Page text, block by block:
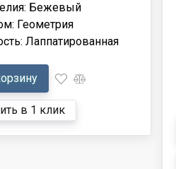
Бежевый
Геометрия
Лаппатированная
в 1 клик